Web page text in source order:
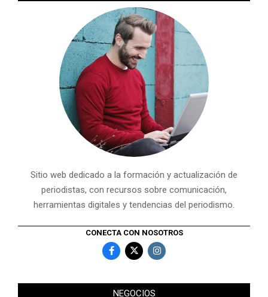
Sitio web dedicado a la formación y actualización de
periodistas, con recursos sobre comunicación,
herramientas digitales y tendencias del periodismo.
CONECTA CON NOSOTROS
NEGOCIOS